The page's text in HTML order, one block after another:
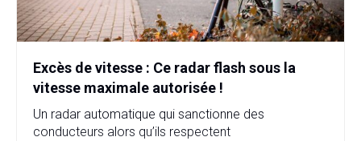
Excès de vitesse : Ce radar flash sous la
vitesse maximale autorisée !
Un radar automatique qui sanctionne des
conducteurs alors qu’ils respectent